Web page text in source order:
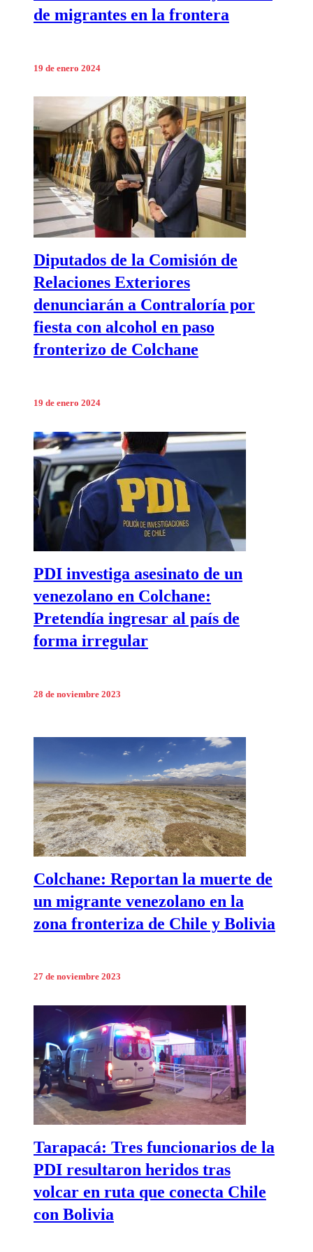
de migrantes en la frontera
19 de enero 2024
Diputados de la Comisión de
Relaciones Exteriores
denunciarán a Contraloría por
fiesta con alcohol en paso
fronterizo de Colchane
19 de enero 2024
PDI investiga asesinato de un
venezolano en Colchane:
Pretendía ingresar al país de
forma irregular
28 de noviembre 2023
Colchane: Reportan la muerte de
un migrante venezolano en la
zona fronteriza de Chile y Bolivia
27 de noviembre 2023
Tarapacá: Tres funcionarios de la
PDI resultaron heridos tras
volcar en ruta que conecta Chile
con Bolivia